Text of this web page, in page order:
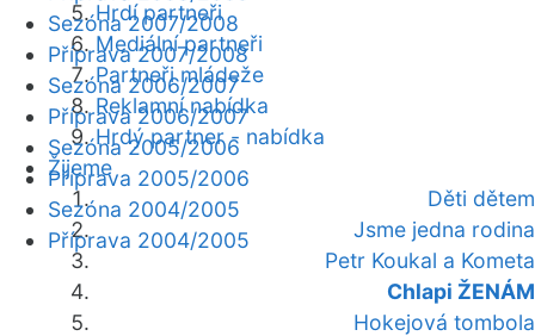
Hrdí partneři
Mediální partneři
Partneři mládeže
Reklamní nabídka
Hrdý partner - nabídka
Žijeme
Děti dětem
Jsme jedna rodina
Petr Koukal a Kometa
Chlapi ŽENÁM
Hokejová tombola
Sezóna 2007/2008
Příprava 2007/2008
Sezóna 2006/2007
Příprava 2006/2007
Sezóna 2005/2006
Příprava 2005/2006
Sezóna 2004/2005
Příprava 2004/2005